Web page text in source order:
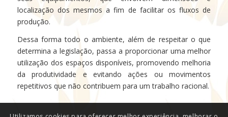
localização dos mesmos a fim de facilitar os fluxos de
produção.
Dessa forma todo o ambiente, além de respeitar o que
determina a legislação, passa a proporcionar uma melhor
utilização dos espaços disponíveis, promovendo melhoria
da produtividade e evitando ações ou movimentos
repetitivos que não contribuem para um trabalho racional.